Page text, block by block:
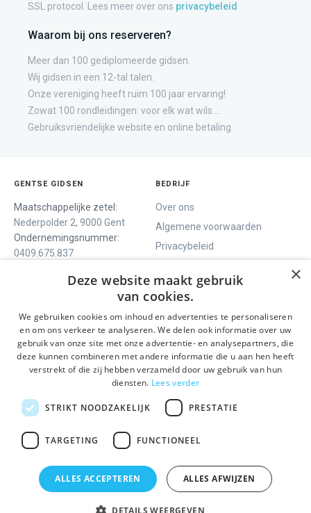
SSL protocol. Lees meer over ons privacybeleid
Waarom bij ons reserveren?
Meer dan 100 gediplomeerde gidsen.
Wij gidsen in een 12-tal talen.
Onze vereniging heeft ruim 100 jaar ervaring!
Zowat 100 rondleidingen: voor elk wat wils ...
Gebruiksvriendelijke website en online betaling.
GENTSE GIDSEN
Maatschappelijke zetel:
Nederpolder 2, 9000 Gent
Ondernemingsnummer:
0409.675.837
BEDRIJF
Over ons
Algemene voorwaarden
Privacybeleid
ONS AANBOD
Rondleidingen
Dagprogramma
Activiteiten
SOCIALS
Facebook
Instagram
LinkedIn
BLIJF OP DE HOOGTE
Verzenden
×
Deze website maakt gebruik
van cookies.
We gebruiken cookies om inhoud en advertenties te personaliseren
en om ons verkeer te analyseren. We delen ook informatie over uw
gebruik van onze site met onze advertentie- en analysepartners, die
deze kunnen combineren met andere informatie die u aan hen heeft
verstrekt of die zij hebben verzameld door uw gebruik van hun
diensten. Lees verder
STRIKT NOODZAKELIJK PRESTATIE
TARGETING FUNCTIONEEL
ALLES ACCEPTEREN ALLES AFWIJZEN
DETAILS WEERGEVEN